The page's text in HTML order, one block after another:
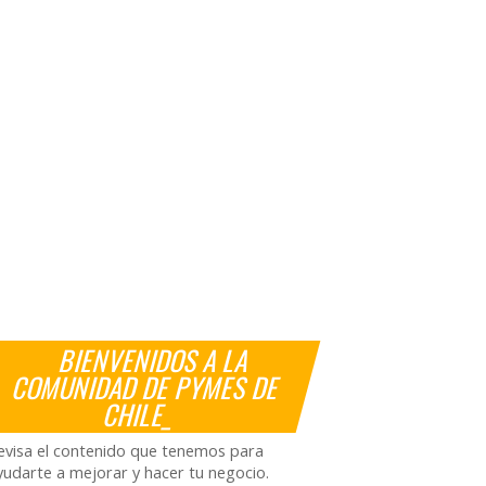
BIENVENIDOS A LA
COMUNIDAD DE PYMES DE
CHILE_
el contenido que tenemos para
a mejorar y hacer tu negocio.